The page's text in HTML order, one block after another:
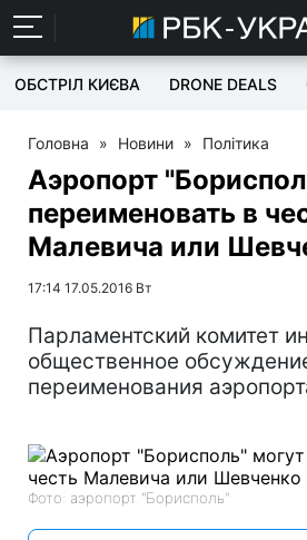
ОБСТРІЛ КИЄВА DRONE DEALS
Головна » Новини » Політика
Аэропорт
переименовать в
Малевича или
17:14 17.05.2016 Вт
Парламентский комитет
общественное
переименования
Фото: аэропорт "Борисполь"